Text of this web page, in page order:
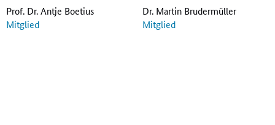
Prof. Dr. Antje Boetius
Mitglied
Dr. Martin Brudermüller
Mitglied